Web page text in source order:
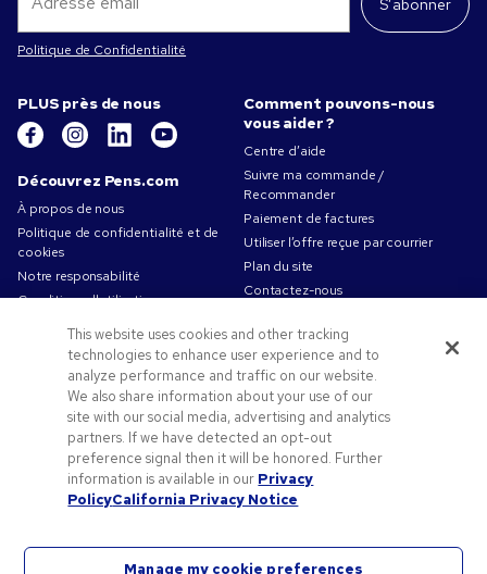
S’abonner
Politique de Confidentialité
PLUS près de nous
Découvrez Pens.com
À propos de nous
Politique de confidentialité et de
cookies
Notre responsabilité
Conditions d'utilisation
Conditions générales de vente
Travailler chez Pens.com
Offres et ressources
Codes promo & coupons
Objets publicitaires
Conseils de création
Comment pouvons-nous
vous aider ?
Centre d’aide
Suivre ma commande /
Recommander
Paiement de factures
Utiliser l’offre reçue par courrier
Plan du site
Contactez-nous
This website uses cookies and other tracking
technologies to enhance user experience and to
analyze performance and traffic on our website.
We also share information about your use of our
site with our social media, advertising and analytics
partners. If we have detected an opt-out
preference signal then it will be honored. Further
information is available in our Privacy
PolicyCalifornia Privacy Notice
Manage my cookie preferences